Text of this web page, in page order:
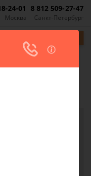
Москва
24-01
Санкт-Петербург
8 812 509-27-47
где нет